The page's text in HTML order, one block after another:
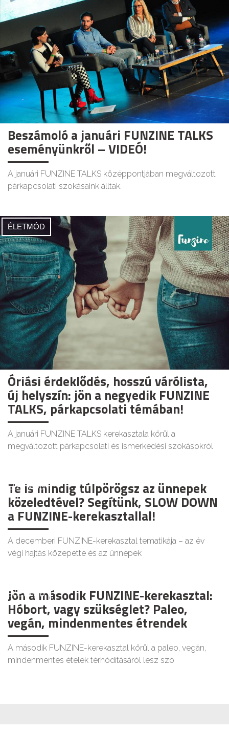
Beszámoló a januári FUNZINE TALKS
eseményünkről – VIDEÓ!
A januári FUNZINE TALKS középpontjában megváltozott
párkapcsolati szokásaink álltak.
ÉLETMÓD
Óriási érdeklődés, hosszú várólista,
új helyszín: jön a negyedik FUNZINE
TALKS, párkapcsolati témában!
A januári FUNZINE TALKS kerekasztala körül a
megváltozott párkapcsolati és ismerkedési szokásokról
ÉLETMÓD
Te is mindig túlpörögsz az ünnepek
közeledtével? Segítünk, SLOW DOWN
a FUNZINE-kerekasztallal!
A decemberi FUNZINE-kerekasztal tematikája – az év
végi hajtás közepette és az ünnepek
ÉLETMÓD
Jön a második FUNZINE-kerekasztal:
Hóbort, vagy szükséglet? Paleo,
vegán, mindenmentes étrendek
A második FUNZINE-kerekasztal körül a paleo, vegán,
mindenmentes ételek térhódításáról lesz szó